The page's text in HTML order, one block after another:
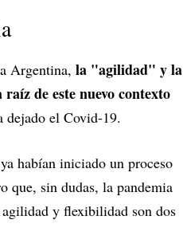
Argentina, la "agilidad" y la
de este nuevo contexto
dejado el Covid-19.
habían iniciado un proceso
que, sin dudas, la pandemia
y flexibilidad son dos